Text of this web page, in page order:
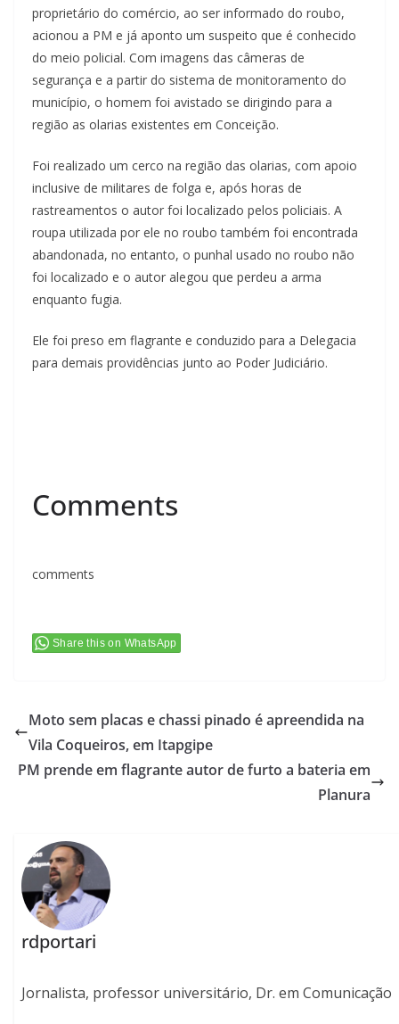
proprietário do comércio, ao ser informado do roubo,
acionou a PM e já aponto um suspeito que é conhecido
do meio policial. Com imagens das câmeras de
segurança e a partir do sistema de monitoramento do
município, o homem foi avistado se dirigindo para a
região as olarias existentes em Conceição.
Foi realizado um cerco na região das olarias, com apoio
inclusive de militares de folga e, após horas de
rastreamentos o autor foi localizado pelos policiais. A
roupa utilizada por ele no roubo também foi encontrada
abandonada, no entanto, o punhal usado no roubo não
foi localizado e o autor alegou que perdeu a arma
enquanto fugia.
Ele foi preso em flagrante e conduzido para a Delegacia
para demais providências junto ao Poder Judiciário.
Comments
comments
Share this on WhatsApp
Moto sem placas e chassi pinado é apreendida na
Vila Coqueiros, em Itapgipe
PM prende em flagrante autor de furto a bateria em
Planura
rdportari
Jornalista, professor universitário, Dr. em Comunicação